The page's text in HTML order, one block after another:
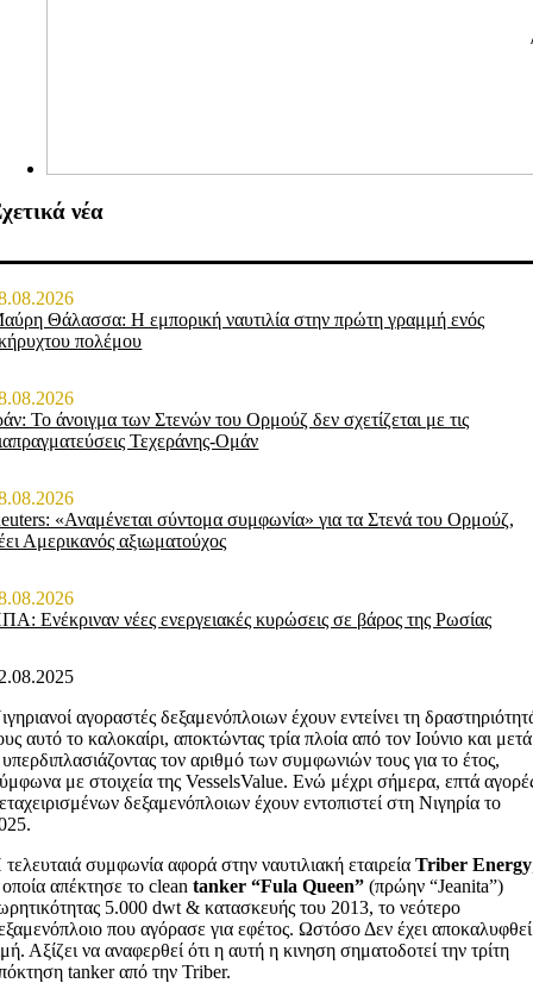
νέα
Θάλασσα: Η εμπορική ναυτιλία στην πρώτη γραμμή ενός
πολέμου
Το άνοιγμα των Στενών του Ορμούζ δεν σχετίζεται με τις
Τεχεράνης-Ομάν
«Αναμένεται σύντομα συμφωνία» για τα Στενά του Ορμούζ,
Αμερικανός αξιωματούχος
Ενέκριναν νέες ενεργειακές κυρώσεις σε βάρος της Ρωσίας
αγοραστές δεξαμενόπλοιων έχουν εντείνει τη
αυτό το καλοκαίρι, αποκτώντας τρία πλοία από τον Ιούνιο και μετά
τον αριθμό των συμφωνιών τους για το έτος,
με στοιχεία της VesselsValue. Ενώ μέχρι σήμερα, επτά
δεξαμενόπλοιων έχουν εντοπιστεί στη Νιγηρία το
συμφωνία αφορά στην ναυτιλιακή εταιρείαTriber Energy
απέκτησε το cleantanker “Fula Queen” (πρώην “Jeanita”)
5.000 dwt & κατασκευής του 2013, το νεότερο
που αγόρασε για εφέτος. Ωστόσο Δεν έχει αποκαλυφθεί
Αξίζει να αναφερθεί ότι η αυτή η κινηση σηματοδοτεί την τρίτη
tanker από την Triber.